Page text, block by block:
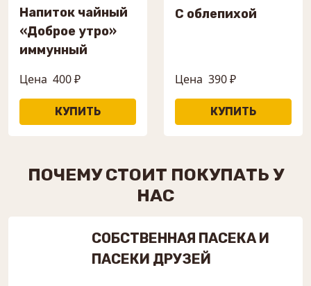
Напиток чайный
«Доброе утро»
иммунный
Цена 400 ₽
С облепихой
Цена 390 ₽
ПОЧЕМУ СТОИТ ПОКУПАТЬ У
НАС
СОБСТВЕННАЯ ПАСЕКА И
ПАСЕКИ ДРУЗЕЙ